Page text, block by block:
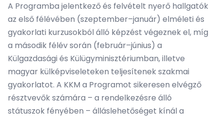
A Programba jelentkező és felvételt nyerő hallgatók
az első félévében (szeptember–január) elméleti és
gyakorlati kurzusokból álló képzést végeznek el, míg
a második félév során (február–június) a
Külgazdasági és Külügyminisztériumban, illetve
magyar külképviseleteken teljesítenek szakmai
gyakorlatot. A KKM a Programot sikeresen elvégző
résztvevők számára – a rendelkezésre álló
státuszok fényében – álláslehetőséget kínál a